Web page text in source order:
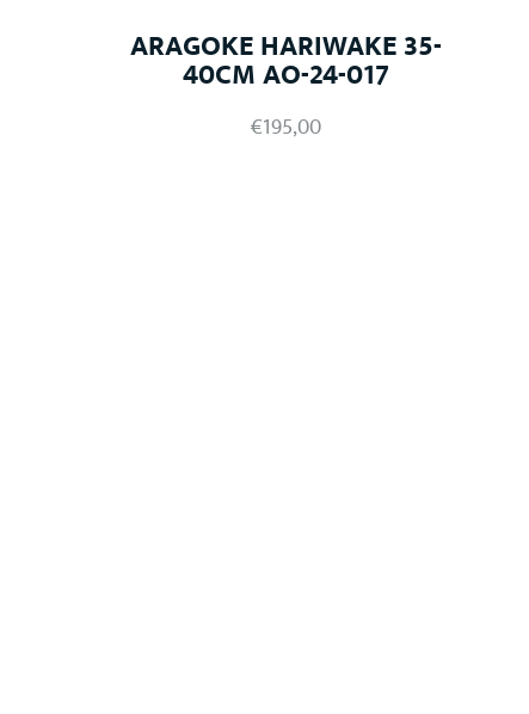
ARAGOKE HARIWAKE 35-
40CM AO-24-017
€195,00